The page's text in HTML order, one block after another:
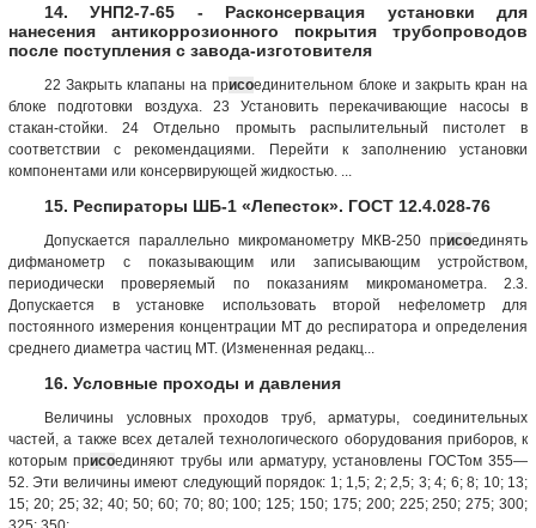
14. УНП2-7-65 - Расконсервация установки для
нанесения антикоррозионного покрытия трубопроводов
после поступления с завода-изготовителя
22 Закрыть клапаны на присоединительном блоке и закрыть кран на
блоке подготовки воздуха. 23 Установить перекачивающие насосы в
стакан-стойки. 24 Отдельно промыть распылительный пистолет в
соответствии с рекомендациями. Перейти к заполнению установки
компонентами или консервирующей жидкостью. ...
15. Респираторы ШБ-1 «Лепесток». ГОСТ 12.4.028-76
Допускается параллельно микроманометру МКВ-250 присоединять
дифманометр с показывающим или записывающим устройством,
периодически проверяемый по показаниям микроманометра. 2.3.
Допускается в установке использовать второй нефелометр для
постоянного измерения концентрации МТ до респиратора и определения
среднего диаметра частиц МТ. (Измененная редакц...
16. Условные проходы и давления
Величины условных проходов труб, арматуры, соединительных
частей, а также всех деталей технологического оборудования приборов, к
которым присоединяют трубы или арматуру, установлены ГОСТом 355—
52. Эти величины имеют следующий порядок: 1; 1,5; 2; 2,5; 3; 4; 6; 8; 10; 13;
15; 20; 25; 32; 40; 50; 60; 70; 80; 100; 125; 150; 175; 200; 225; 250; 275; 300;